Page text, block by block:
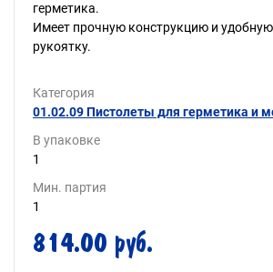
герметика.
Имеет прочную конструкцию и
рукоятку.
Категория
01.02.09 Пистолеты для герметика и
В упаковке
1
Мин. партия
1
814.00 руб.